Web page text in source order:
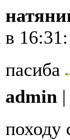
в 16:31:
пасиба
admin
походу